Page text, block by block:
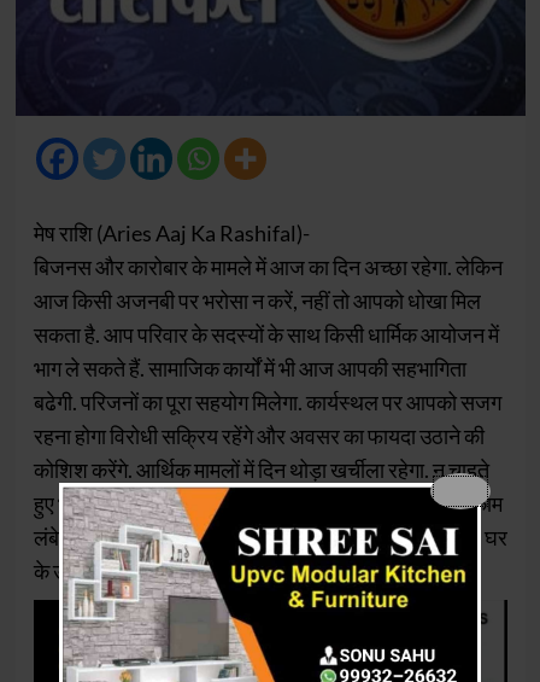
मेष राशि (Aries Aaj Ka Rashifal)-
बिजनस और कारोबार के मामले में आज का दिन अच्छा रहेगा. लेकिन
आज किसी अजनबी पर भरोसा न करें, नहीं तो आपको धोखा मिल
सकता है. आप परिवार के सदस्यों के साथ किसी धार्मिक आयोजन में
भाग ले सकते हैं. सामाजिक कार्यों में भी आज आपकी सहभागिता
बढेगी. परिजनों का पूरा सहयोग मिलेगा. कार्यस्थल पर आपको सजग
रहना होगा विरोधी सक्रिय रहेंगे और अवसर का फायदा उठाने की
कोशिश करेंगे. आर्थिक मामलों में दिन थोड़ा खर्चीला रहेगा. न चाहते
हुए भी भी आपको कई अनचाहे खर्च करने होंगे. यदि आपका कोई काम
लंबे समय से रुका हुआ है तो वह पूरा हो सकता है. आज वाहन और घर
के उपकरणों पर भी आपको धन खर्च करना पड़ सकता है.